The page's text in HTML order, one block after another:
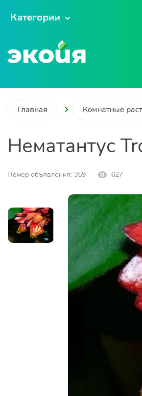
Категории
Главная Комнатные
Нематантус
Номер объявления: 359 627